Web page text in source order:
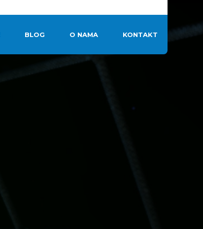
BLOG O NAMA KONTAKT